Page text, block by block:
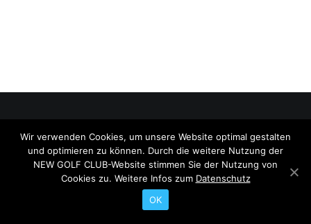
Search
© 2026 NEW GOLF CLUB. All rights reserved
Wir verwenden Cookies, um unsere Website optimal gestalten
und optimieren zu können. Durch die weitere Nutzung der
NEW GOLF CLUB-Website stimmen Sie der Nutzung von
Cookies zu. Weitere Infos zum Datenschutz
OK